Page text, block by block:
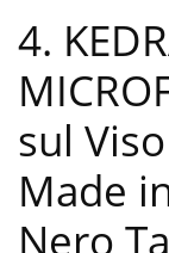
4.
sul
Made
Nero